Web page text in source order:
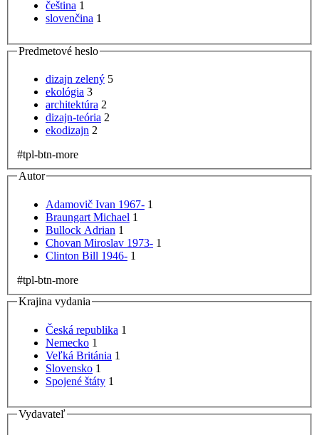
čeština 1
slovenčina 1
Predmetové heslo
dizajn zelený 5
ekológia 3
architektúra 2
dizajn-teória 2
ekodizajn 2
#tpl-btn-more
Autor
Adamovič Ivan 1967- 1
Braungart Michael 1
Bullock Adrian 1
Chovan Miroslav 1973- 1
Clinton Bill 1946- 1
#tpl-btn-more
Krajina vydania
Česká republika 1
Nemecko 1
Veľká Británia 1
Slovensko 1
Spojené štáty 1
Vydavateľ